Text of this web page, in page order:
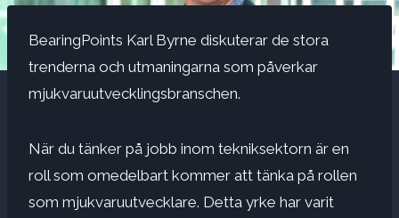
BearingPoints Karl Byrne diskuterar de stora
trenderna och utmaningarna som påverkar
mjukvaruutvecklingsbranschen.
När du tänker på jobb inom tekniksektorn är en
roll som omedelbart kommer att tänka på rollen
som mjukvaruutvecklare. Detta yrke har varit